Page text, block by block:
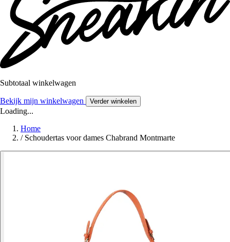
Subtotaal winkelwagen
Bekijk mijn winkelwagen Verder winkelen
Loading...
Home
/ Schoudertas voor dames Chabrand Montmarte